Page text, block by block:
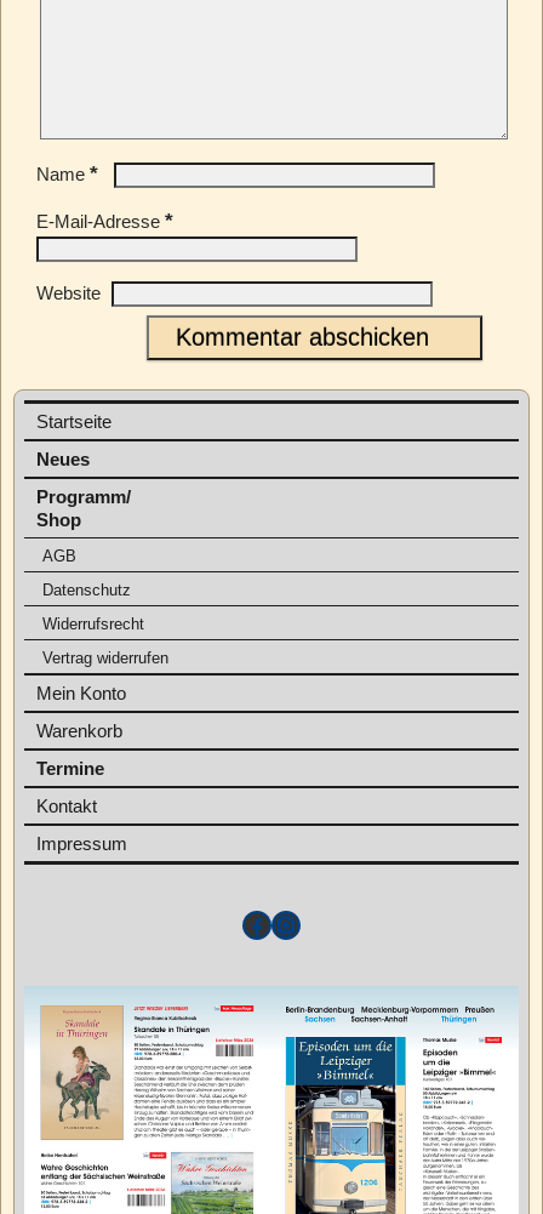
Name *
E-Mail-Adresse *
Website
Startseite
Neues
Programm/
Shop
AGB
Datenschutz
Widerrufsrecht
Vertrag widerrufen
Mein Konto
Warenkorb
Termine
Kontakt
Impressum